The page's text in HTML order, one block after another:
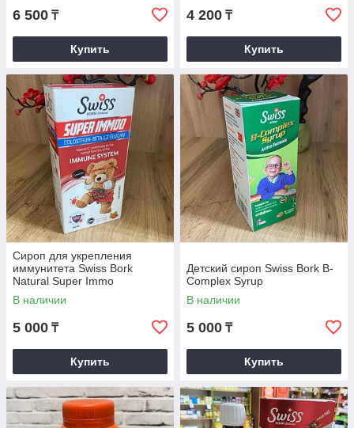
6 500 ₸
Купить
4 200 ₸
Купить
Сироп для укрепления
иммунитета Swiss Bork
Natural Super Immo
Colostrum
В наличии
5 000 ₸
Купить
Детский сироп Swiss Bork B-
Complex Syrup
В наличии
5 000 ₸
Купить